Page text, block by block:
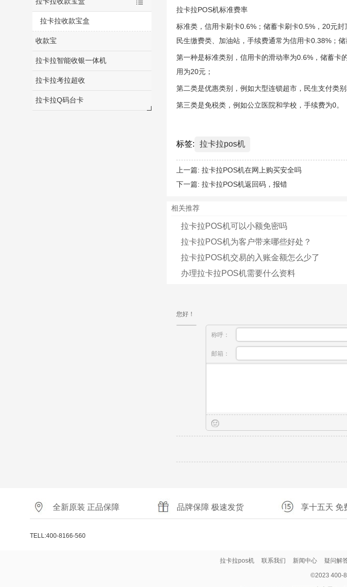
拉卡拉收款宝盒
收款宝
拉卡拉智能收银一体机
拉卡拉考拉超收
拉卡拉Q码台卡
拉卡拉POS机标准费率
标准类，信用卡刷卡0.6%；储蓄卡刷卡0.5%，20元
民生缴费类、加油站，手续费通常为信用卡0.38%；
第一种是标准类别，信用卡的滑动率为0.6%，储蓄卡
用为20元；
第二类是优惠类别，例如大型连锁超市，民生支付类
第三类是免税类，例如公立医院和学校，手续费为0。
标签: 拉卡拉pos机
上一篇: 拉卡拉POS机在网上购买安全吗
下一篇: 拉卡拉POS机返回码，报错
相关推荐
拉卡拉POS机可以小额免密吗
拉卡拉POS机为客户带来哪些好处？
拉卡拉POS机交易的入账金额怎么少了
办理拉卡拉POS机需要什么资料
您好！
称呼：
邮箱：
全新原装 正品保障 品牌保障 极速发货 享十五天 免
TELL:400-8166-560
拉卡拉pos机 联系我们 新闻中心 疑问解
©2023 400-